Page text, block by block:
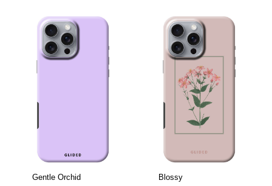
Gentle Orchid
Blossy